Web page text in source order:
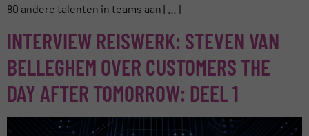
80 andere talenten in teams aan […]
INTERVIEW REISWERK: STEVEN VAN
BELLEGHEM OVER CUSTOMERS THE
DAY AFTER TOMORROW: DEEL 1